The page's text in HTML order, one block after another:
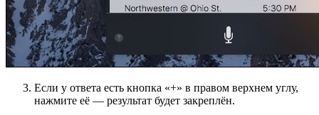
Если у ответа есть кнопка «+» в правом верхнем углу,
нажмите её — результат будет закреплён.